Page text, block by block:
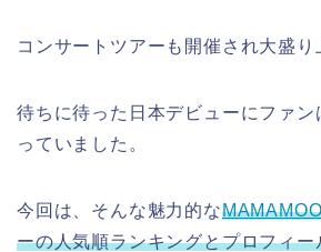
コンサートツアーも開催され大盛り
待ちに待った日本デビューにファン
っていました。
今回は、そんな魅力的な
ーの人気順ランキングとプロフィー